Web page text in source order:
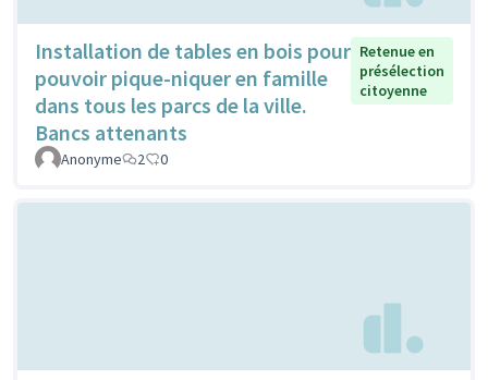
Installation de tables en bois pour
pouvoir pique-niquer en famille
dans tous les parcs de la ville.
Bancs attenants
Retenue en
présélection
citoyenne
Anonyme 2 0